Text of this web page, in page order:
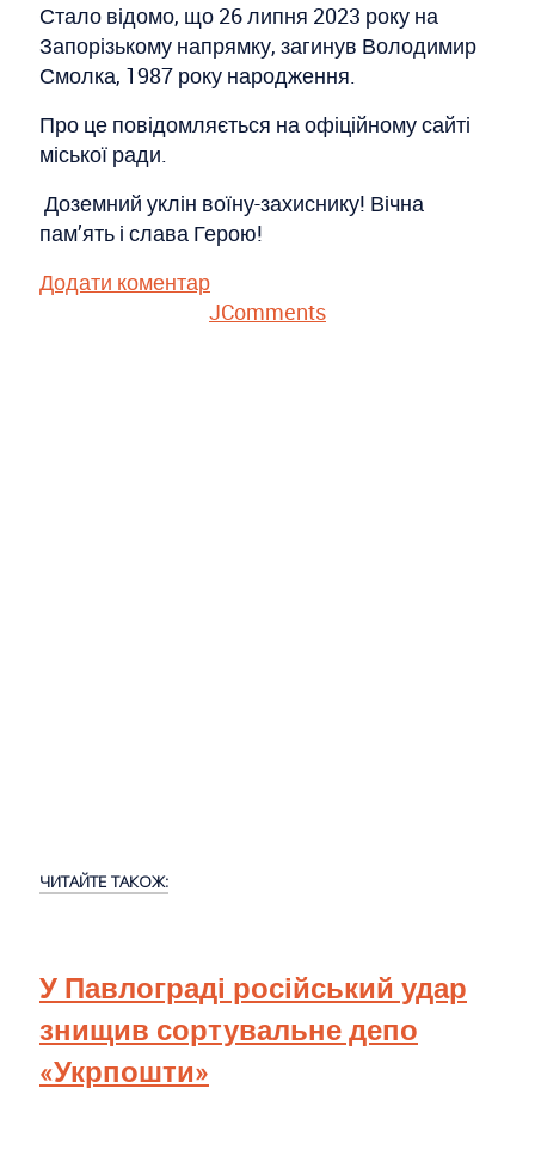
Стало відомо, що 26 липня 2023 року на
Запорізькому напрямку, загинув Володимир
Смолка, 1987 року народження.
Про це повідомляється на офіційному сайті
міської ради.
Доземний уклін воїну-захиснику! Вічна
пам’ять і слава Герою!
Додати коментар
JComments
ЧИТАЙТЕ ТАКОЖ:
У Павлограді російський удар
знищив сортувальне депо
«Укрпошти»